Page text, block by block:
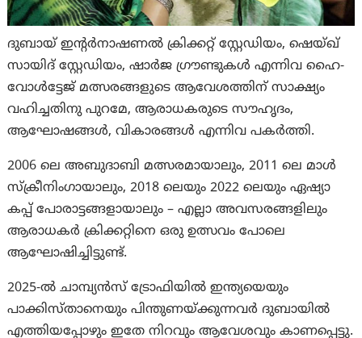
ദുബായ് ഇന്റർനാഷണൽ ക്രിക്കറ്റ് സ്റ്റേഡിയം, ഷെയ്ഖ്
സായിദ് സ്റ്റേഡിയം, ഷാർജ ഗ്രൗണ്ടുകൾ എന്നിവ ഹൈ-
വോൾട്ടേജ് മത്സരങ്ങളുടെ ആവേശത്തിന് സാക്ഷ്യം
വഹിച്ചതിനു പുറമേ, ആരാധകരുടെ സൗഹൃദം,
ആഘോഷങ്ങൾ, വികാരങ്ങൾ എന്നിവ പകർത്തി.
2006 ലെ അബുദാബി മത്സരമായാലും, 2011 ലെ മാൾ
സ്‌ക്രീനിംഗായാലും, 2018 ലെയും 2022 ലെയും ഏഷ്യാ
കപ്പ് പോരാട്ടങ്ങളായാലും – എല്ലാ അവസരങ്ങളിലും
ആരാധകർ ക്രിക്കറ്റിനെ ഒരു ഉത്സവം പോലെ
ആഘോഷിച്ചിട്ടുണ്ട്.
2025-ൽ ചാമ്പ്യൻസ് ട്രോഫിയിൽ ഇന്ത്യയെയും
പാക്കിസ്താനെയും പിന്തുണയ്ക്കുന്നവർ ദുബായിൽ
എത്തിയപ്പോഴും ഇതേ നിറവും ആവേശവും കാണപ്പെട്ടു.